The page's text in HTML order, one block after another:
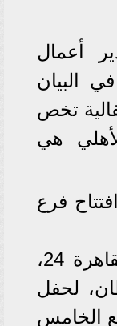
أعمال
البيان
تخص
هي
فرع
ومن جهة أخرى، انفرد القاهرة 24،
لحفل
الخامس